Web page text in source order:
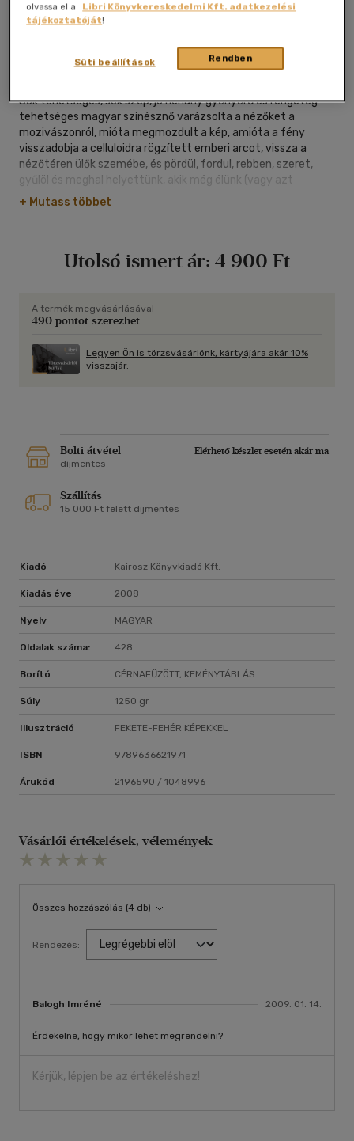
2008|magyar nyelvű
cérnafűzött, keménytáblás |428 oldal
Sok tehetséges, sok szép, jó néhány gyönyörű és rengeteg
tehetséges magyar színésznő varázsolta a nézőket a
mozivászonról, mióta megmozdult a kép, amióta a fény
visszadobja a celluloidra rögzített emberi arcot, vissza a
nézőtéren ülők szemébe, és pördül, fordul, rebben, szeret,
gyűlöl és meghal helyettünk, akik még élünk (vagy azt
hisszük). Sokan voltak. S vannak. Bizonyára lesznek is. Egy
azonban ma már tény: hogy több Bara Margit nem fog
egyszeri királynője, koronája nem hullt le, talán mert látni se
magát. Kocsis L. Mihály
+ Mutass többet
Utolsó ismert ár: 4 900 Ft
A termék megvásárlásával
490 pontot szerezhet
Legyen Ön is törzsvásárlónk, kártyájára akár 10%
visszajár.
Bolti átvétel
Elérhető készlet esetén akár ma
díjmentes
Szállítás
15 000 Ft felett díjmentes
Kiadó Kairosz Könyvkiadó Kft.
Kiadás éve 2008
Nyelv MAGYAR
Oldalak száma: 428
Borító CÉRNAFŰZÖTT, KEMÉNYTÁBLÁS
Súly 1250 gr
Illusztráció FEKETE-FEHÉR KÉPEKKEL
ISBN 9789636621971
Árukód 2196590 / 1048996
Vásárlói értékelések, vélemények
Összes hozzászólás (4 db)
Rendezés:
Balogh Imréné 2009. 01. 14.
Érdekelne, hogy mikor lehet megrendelni?
Kérjük, lépjen be az értékeléshez!
olvassa el a
Libri Könyvkereskedelmi Kft. adatkezelési
tájékoztatóját!
Rendben
Süti beállítások